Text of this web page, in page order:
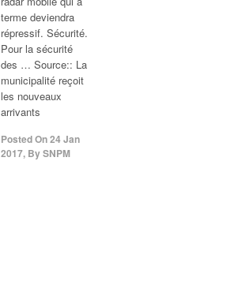
terme deviendra
répressif. Sécurité.
Pour la sécurité
des … Source:: La
municipalité reçoit
les nouveaux
arrivants
Posted On24 Jan
2017, BySNPM